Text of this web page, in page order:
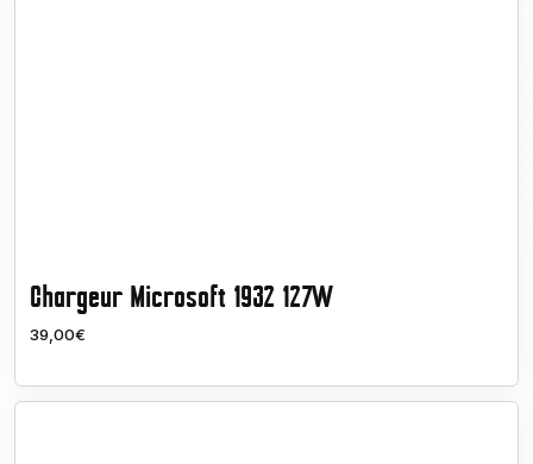
Chargeur Microsoft 1932 127W
39,00€